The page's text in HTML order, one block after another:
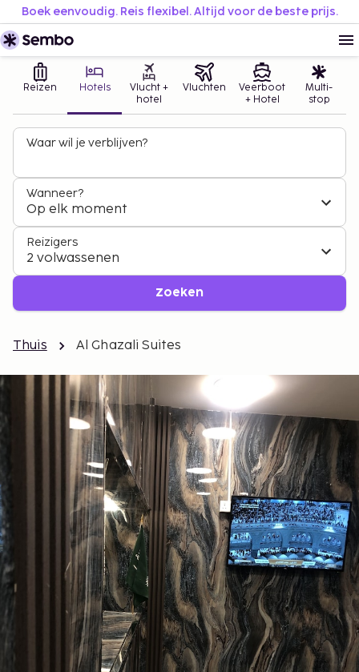
Boek eenvoudig. Reis flexibel. Altijd voor de beste prijs.
Reizen Hotels
Vlucht +
hotel
Vluchten
Veerboot
+ Hotel
Multi-
stop
Waar wil je verblijven?
Wanneer?
Op elk moment
Reizigers
2 volwassenen
Zoeken
Thuis Al Ghazali Suites